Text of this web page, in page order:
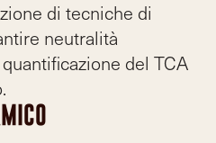
di tecniche di
neutralità
del TCA